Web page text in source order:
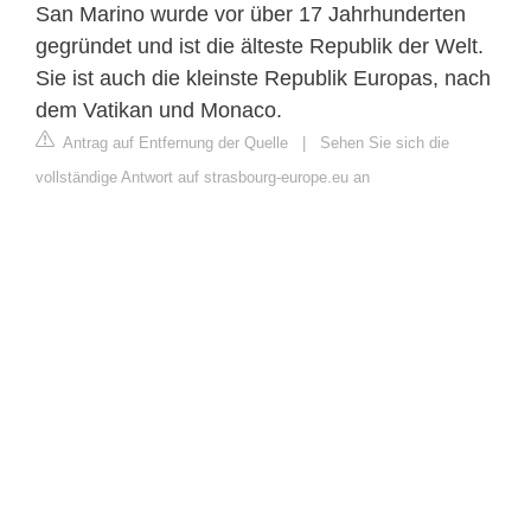
San Marino wurde vor über 17 Jahrhunderten
gegründet und ist die älteste Republik der Welt.
Sie ist auch die kleinste Republik Europas, nach
dem Vatikan und Monaco.
Antrag auf Entfernung der Quelle | Sehen Sie sich die
vollständige Antwort auf strasbourg-europe.eu an